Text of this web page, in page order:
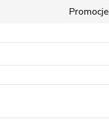
Promocje